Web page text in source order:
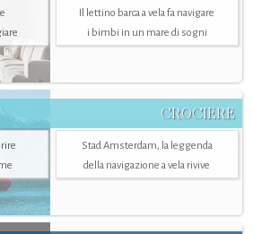
Il lettino barca a vela fa navigare
i bimbi in un mare di sogni
CROCIERE
Stad Amsterdam, la leggenda
della navigazione a vela rivive